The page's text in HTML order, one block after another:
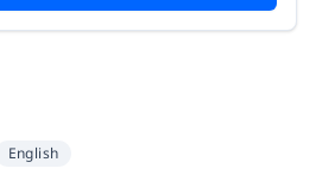
English